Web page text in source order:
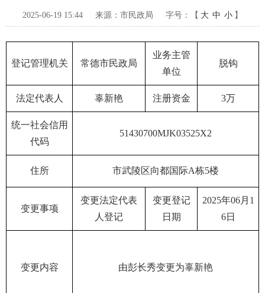
2025-06-19 15:44 来源：市民政局 字号：【 大 中 小 】
登记管理机关 常德市民政局
业务主管
单位
脱钩
法定代表人 辜新艳 注册资金 3万
统一社会信用
代码
51430700MJK03525X2
住所 市武陵区向都国际A栋5楼
变更事项
变更法定代表
人登记
变更登记
日期
2025年06月1
6日
变更内容 由彭长秀变更为辜新艳